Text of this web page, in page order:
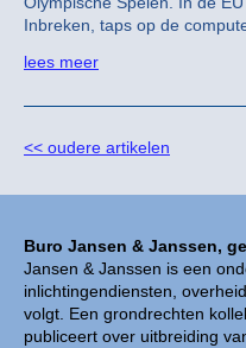
Buro Jansen & Janssen,
Jansen & Janssen is een
inlichtingendiensten,
volgt. Een grondrechten
publiceert over uitbreiding
Inbreken, taps op de
lees meer
<< oudere artikelen